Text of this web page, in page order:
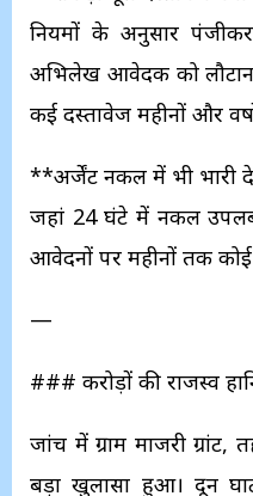
नियमों के अनुसार
अभिलेख आवेदक को लौटाना
कई दस्तावेज महीनों और
**अर्जेंट नकल में भी भारी
जहां 24 घंटे में नकल
आवेदनों पर महीनों तक कोई
—
### करोड़ों की राजस्व
जांच में ग्राम माजरी ग्रांट,
बड़ा खुलासा हुआ। दून